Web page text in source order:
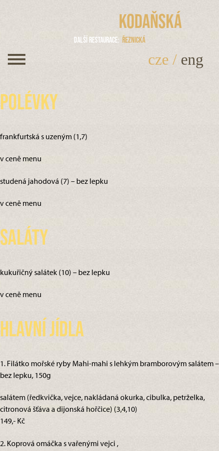
Kodaňská
Další restaurace Řeznická
cze / eng
Polévky
frankfurtská s uzeným (1,7)
v ceně menu
studená jahodová (7) – bez lepku
v ceně menu
Saláty
kukuřičný salátek (10) – bez lepku
v ceně menu
Hlavní jídla
1. Filátko mořské ryby Mahi-mahi s lehkým bramborovým salátem –
bez lepku, 150g
salátem (ředkvička, vejce, nakládaná okurka, cibulka, petrželka,
citronová šťáva a dijonská hořčice) (3,4,10)
149,- Kč
2. Koprová omáčka s vařenými vejci ,